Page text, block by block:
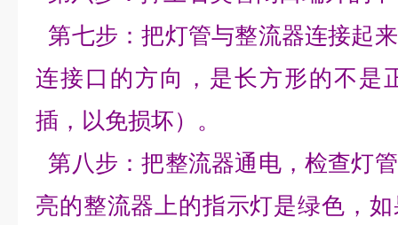
第七步：把灯管与整流器连接起
连接口的方向，是长方形的不是
插，以免损坏）。
第八步：把整流器通电，检查灯
亮的整流器上的指示灯是绿色，